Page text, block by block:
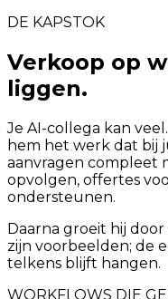
DE KAPSTOK
Verkoop op
liggen.
Je AI-collega kan
hem het werk dat bij
aanvragen compleet
opvolgen, offertes
ondersteunen.
Daarna groeit hij
zijn voorbeelden; de
telkens blijft hangen.
WORKFLOWS DIE